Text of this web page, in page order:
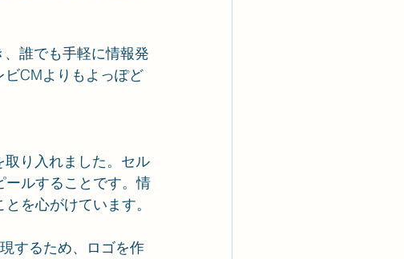
誰でも手軽に情報発
CMよりもよっぽど
り入れました。セル
ールすることです。情
を心がけています。
するため、ロゴを作